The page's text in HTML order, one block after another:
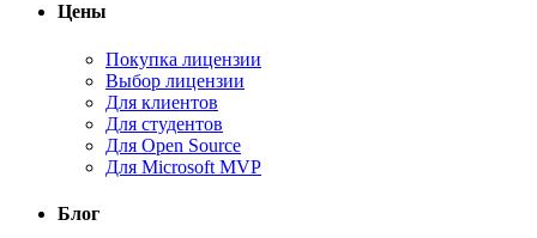
Цены
Покупка лицензии
Выбор лицензии
Для клиентов
Для студентов
Для Open Source
Для Microsoft MVP
Блог